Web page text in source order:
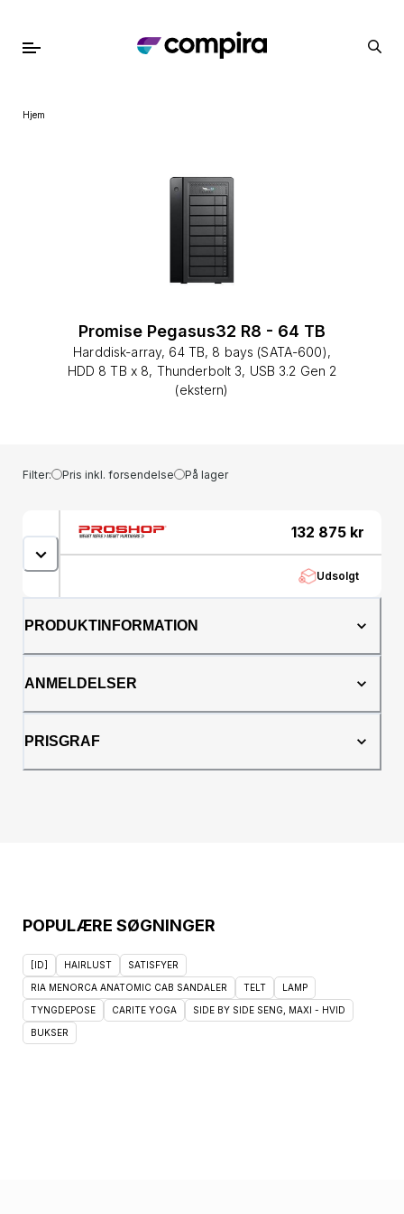
Hjem
Promise Pegasus32 R8 - 64 TB
Harddisk-array, 64 TB, 8 bays (SATA-600),
HDD 8 TB x 8, Thunderbolt 3, USB 3.2 Gen 2
(ekstern)
Filter: Pris inkl. forsendelse På lager
132 875 kr
Udsolgt
PRODUKTINFORMATION
ANMELDELSER
PRISGRAF
POPULÆRE SØGNINGER
[ID] HAIRLUST SATISFYER
RIA MENORCA ANATOMIC CAB SANDALER TELT LAMP
TYNGDEPOSE CARITE YOGA SIDE BY SIDE SENG, MAXI - HVID
BUKSER